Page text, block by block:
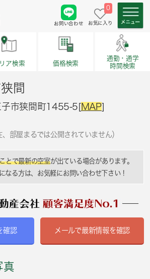
お問い合わせ
0
お気に入り
ア検索 価格検索
通勤・通学
時間検索
間
子市狭間町1455-5[MAP]
、部屋まるでは公開されていません）
とで最新の空室が出ている場合があります。
なる方は、お気軽にお問い合わせ下さい！
確認 メールで最新情報を確認
真